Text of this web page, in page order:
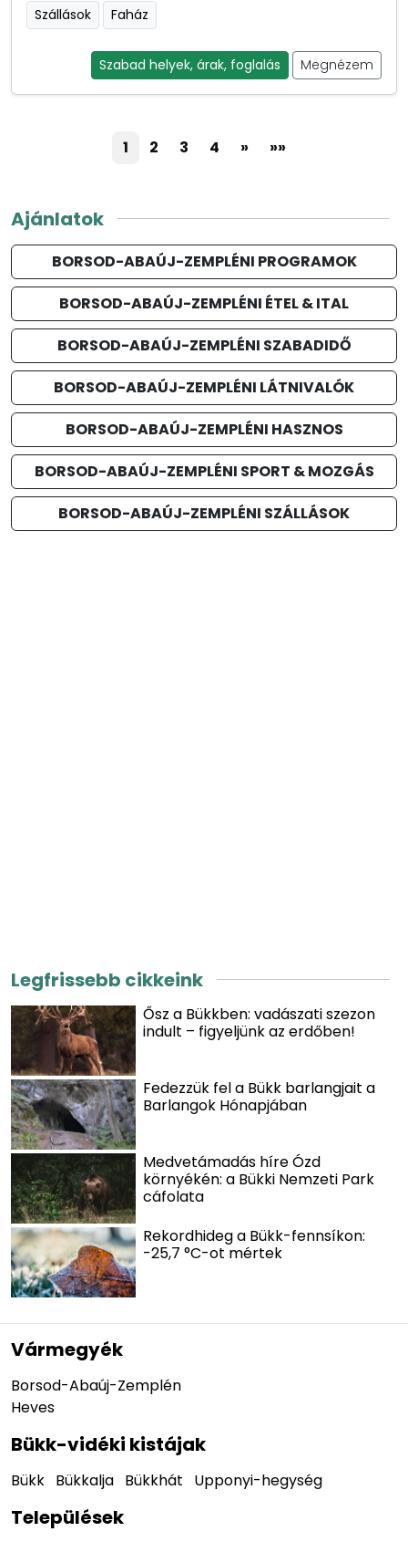
Szállások Faház
Szabad helyek, árak, foglalás Megnézem
1 2 3 4 » »»
Ajánlatok
BORSOD-ABAÚJ-ZEMPLÉNI PROGRAMOK
BORSOD-ABAÚJ-ZEMPLÉNI ÉTEL & ITAL
BORSOD-ABAÚJ-ZEMPLÉNI SZABADIDŐ
BORSOD-ABAÚJ-ZEMPLÉNI LÁTNIVALÓK
BORSOD-ABAÚJ-ZEMPLÉNI HASZNOS
BORSOD-ABAÚJ-ZEMPLÉNI SPORT & MOZGÁS
BORSOD-ABAÚJ-ZEMPLÉNI SZÁLLÁSOK
Legfrissebb cikkeink
Ősz a Bükkben: vadászati szezon
indult – figyeljünk az erdőben!
Fedezzük fel a Bükk barlangjait a
Barlangok Hónapjában
Medvetámadás híre Ózd
környékén: a Bükki Nemzeti Park
cáfolata
Rekordhideg a Bükk-fennsíkon:
-25,7 °C-ot mértek
Vármegyék
Borsod-Abaúj-Zemplén
Heves
Bükk-vidéki kistájak
Bükk Bükkalja Bükkhát Upponyi-hegység
Települések